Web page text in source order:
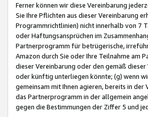
Ferner können wir diese Vereinbarung
Sie Ihre Pflichten aus dieser Vereinbarung
Programmrichtlinien) nicht innerhalb von 7
oder Haftungsansprüchen im
Partnerprogramm für betrügerische,
Amazon durch Sie oder Ihre Teilnahme am
dieser Vereinbarung oder den gemäß
oder künftig unterliegen könnte; (g) wenn
gemeinsam mit Ihnen agieren, bereits in
das Partnerprogramm in der allgemein
gegen die Bestimmungen der Ziffer 5 und